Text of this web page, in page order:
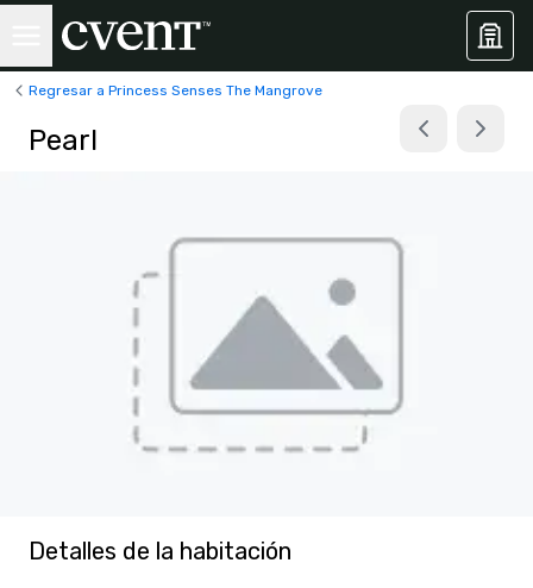
Regresar a Princess Senses The Mangrove
Pearl
Detalles de la habitación